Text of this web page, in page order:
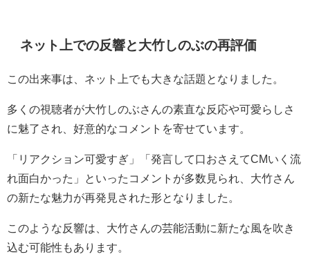
ネット上での反響と大竹しのぶの再評価
この出来事は、ネット上でも大きな話題となりました。
多くの視聴者が大竹しのぶさんの素直な反応や可愛らしさ
に魅了され、好意的なコメントを寄せています。
「リアクション可愛すぎ」「発言して口おさえてCMいく流
れ面白かった」といったコメントが多数見られ、大竹さん
の新たな魅力が再発見された形となりました。
このような反響は、大竹さんの芸能活動に新たな風を吹き
込む可能性もあります。